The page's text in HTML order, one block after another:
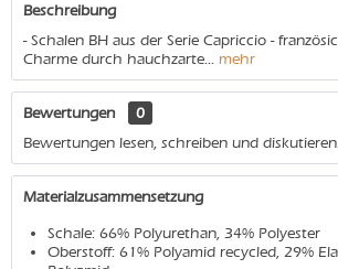
Beschreibung
- Schalen BH aus der Serie Capriccio -
Charme durch hauchzarte... mehr
Bewertungen
0
Bewertungen lesen, schreiben und
Materialzusammensetzung
Schale: 66% Polyurethan, 34% Polyester
Oberstoff: 61% Polyamid recycled, 29%